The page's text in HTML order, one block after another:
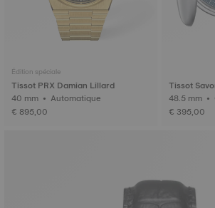
Édition spéciale
Tissot PRX Damian Lillard
40 mm • Automatique
€ 895,00
Tissot
€ 395,00